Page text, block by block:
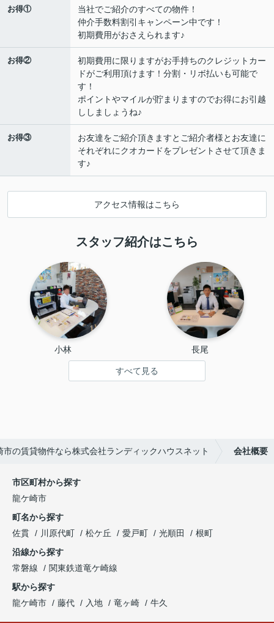
お得①
当社でご紹介のすべての物件！
仲介手数料割引キャンペーン中です！
初期費用がおさえられます♪
お得②
初期費用に限りますがお手持ちのクレジットカー
ドがご利用頂けます！分割・リボ払いも可能で
す！
ポイントやマイルが貯まりますのでお得にお引越
ししましょうね♪
お得③
お友達をご紹介頂きますとご紹介者様とお友達に
それぞれにクオカードをプレゼントさせて頂きま
す♪
アクセス情報はこちら
スタッフ紹介はこちら
小林 長尾
すべて見る
市の賃貸物件なら株式会社ランディックハウスネット 会社概要
市区町村から探す
龍ケ崎市
町名から探す
佐貫
川原代町 松ケ丘 愛戸町 光順田
根町
沿線から探す
常磐線
関東鉄道竜ケ崎線
駅から探す
龍ケ崎市
藤代 入地 竜ヶ崎 牛久